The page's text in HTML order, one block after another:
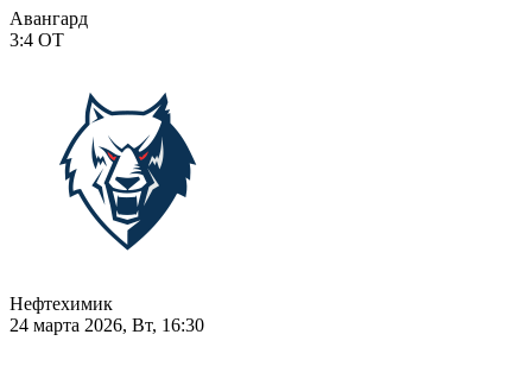
Авангард
3:4 ОТ
Нефтехимик
24 марта 2026, Вт, 16:30